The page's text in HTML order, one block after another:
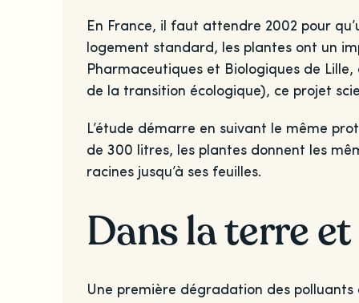
En France, il faut attendre 2002 pour
logement standard, les plantes ont un
Pharmaceutiques et Biologiques de
de la transition écologique), ce projet
L’étude démarre en suivant le même
de 300 litres, les plantes donnent les
racines jusqu’à ses feuilles.
Dans la terre
Une première dégradation des